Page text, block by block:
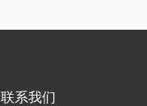
联系我们